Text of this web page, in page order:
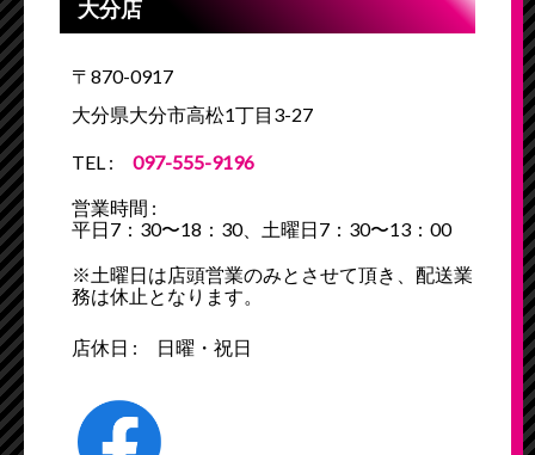
大分店
〒870-0917
大分県大分市高松1丁目3-27
TEL : 097-555-9196
営業時間 :
平日7：30〜18：30、土曜日7：30〜13：00
※土曜日は店頭営業のみとさせて頂き、配送業
務は休止となります。
店休日 : 日曜・祝日